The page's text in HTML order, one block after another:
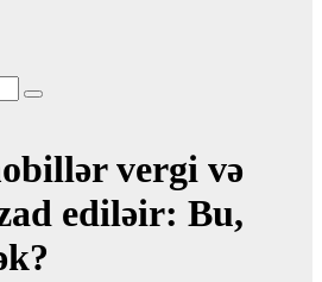
vergi və
ediləir: Bu,